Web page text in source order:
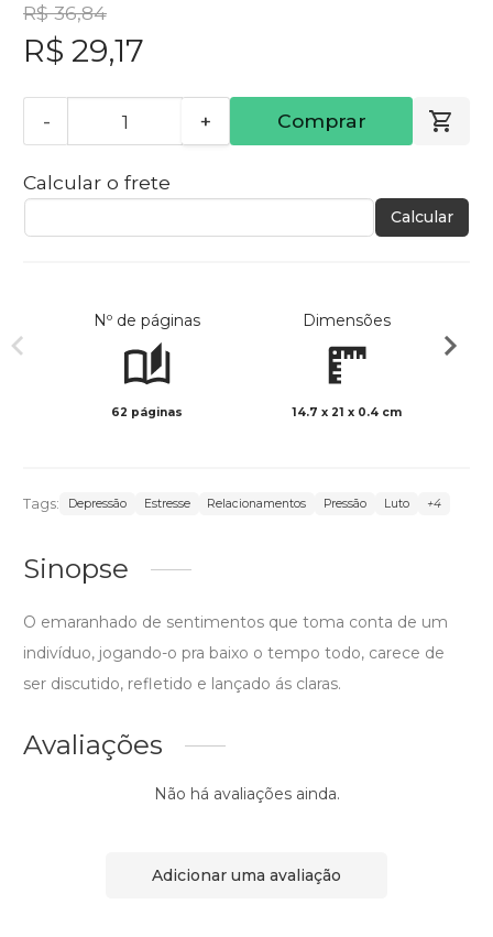
R$ 36,84
R$ 29,17
- + Comprar
Calcular o frete
Calcular
Nº de páginas
62 páginas
Dimensões
14.7 x 21 x 0.4 cm
Tags: Depressão Estresse Relacionamentos Pressão Luto +4
Sinopse
O emaranhado de sentimentos que toma conta de um
indivíduo, jogando-o pra baixo o tempo todo, carece de
ser discutido, refletido e lançado ás claras.
Avaliações
Não há avaliações ainda.
Adicionar uma avaliação